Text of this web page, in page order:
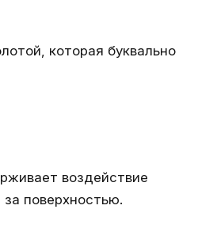
которая буквально
воздействие
поверхностью.